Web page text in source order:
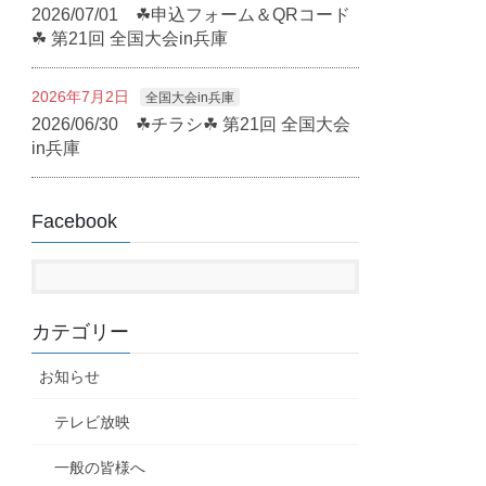
2026/07/01 ☘申込フォーム＆QRコード
☘ 第21回 全国大会in兵庫
2026年7月2日 全国大会in兵庫
2026/06/30 ☘チラシ☘ 第21回 全国大会
in兵庫
Facebook
カテゴリー
お知らせ
テレビ放映
一般の皆様へ